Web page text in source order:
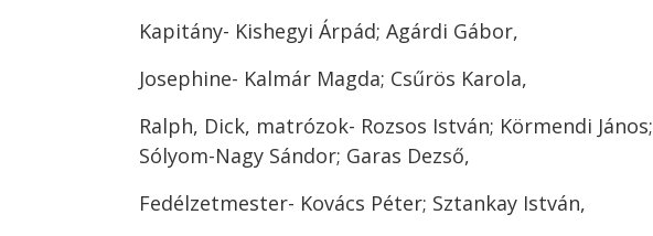
Kapitány- Kishegyi Árpád; Agárdi Gábor,
Josephine- Kalmár Magda; Csűrös Karola,
Ralph, Dick, matrózok- Rozsos István; Körmendi János;
Sólyom-Nagy Sándor; Garas Dezső,
Fedélzetmester- Kovács Péter; Sztankay István,